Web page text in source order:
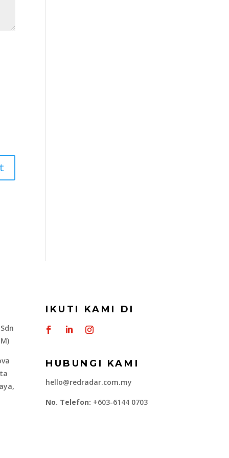
IKUTI KAMI DI
HUBUNGI KAMI
hello@redradar.com.my
No. Telefon: +603-6144 0703